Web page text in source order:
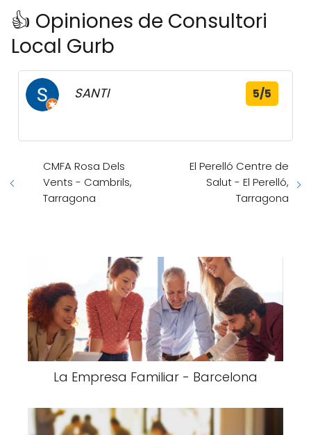
👍 Opiniones de Consultori
Local Gurb
SANTI 5/5
CMFA Rosa Dels
Vents - Cambrils,
Tarragona
El Perelló Centre de
Salut - El Perelló,
Tarragona
La Empresa Familiar - Barcelona